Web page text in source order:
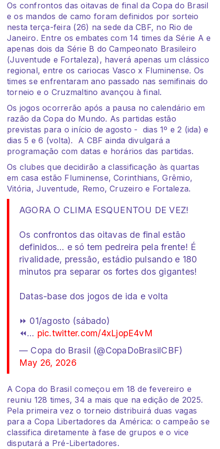
Os confrontos das oitavas de final da Copa do Brasil
e os mandos de camo foram definidos por sorteio
nesta terça-feira (26) na sede da CBF, no Rio de
Janeiro. Entre os embates com 14 times da Série A e
apenas dois da Série B do Campeonato Brasileiro
(Juventude e Fortaleza), haverá apenas um clássico
regional, entre os cariocas Vasco x Fluminense. Os
times se enfrentaram ano passado nas semifinais do
torneio e o Cruzmaltino avançou à final.
Os jogos ocorrerão após a pausa no calendário em
razão da Copa do Mundo. As partidas estão
previstas para o início de agosto - dias 1º e 2 (ida) e
dias 5 e 6 (volta). A CBF ainda divulgará a
programação com datas e horários das partidas.
Os clubes que decidirão a classificação às quartas
em casa estão Fluminense, Corinthians, Grêmio,
Vitória, Juventude, Remo, Cruzeiro e Fortaleza.
AGORA O CLIMA ESQUENTOU DE VEZ!
Os confrontos das oitavas de final estão
definidos… e só tem pedreira pela frente! É
rivalidade, pressão, estádio pulsando e 180
minutos pra separar os fortes dos gigantes!
Datas-base dos jogos de ida e volta
⏩ 01/agosto (sábado)
⏪… pic.twitter.com/4xLjopE4vM
— Copa do Brasil (@CopaDoBrasilCBF)
May 26, 2026
A Copa do Brasil começou em 18 de fevereiro e
reuniu 128 times, 34 a mais que na edição de 2025.
Pela primeira vez o torneio distribuirá duas vagas
para a Copa Libertadores da América: o campeão se
classifica diretamente à fase de grupos e o vice
disputará a Pré-Libertadores.